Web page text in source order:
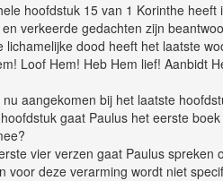
hoofdstuk 15 van 1 Korinthe
verkeerde gedachten zijn
lichamelijke dood heeft het laatste
Loof Hem! Heb Hem lief! Aanbidt
nu aangekomen bij het laatste
gaat Paulus het eerste
vier verzen gaat Paulus
voor deze verarming wordt niet